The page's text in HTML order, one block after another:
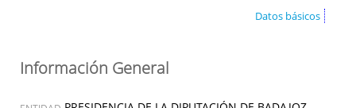
Datos básicos
Información General